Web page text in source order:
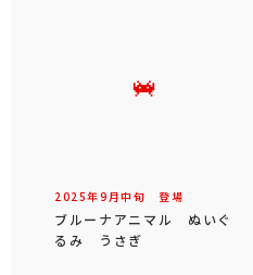
2025年9 月中旬 登場
ブルーナアニマル ぬいぐ
るみ うさぎ